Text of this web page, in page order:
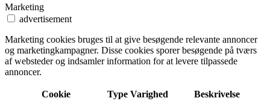
Marketing
advertisement
Marketing cookies bruges til at give besøgende relevante annoncer
og marketingkampagner. Disse cookies sporer besøgende på tværs
af websteder og indsamler information for at levere tilpassede
annoncer.
Cookie Type Varighed Beskrivelse